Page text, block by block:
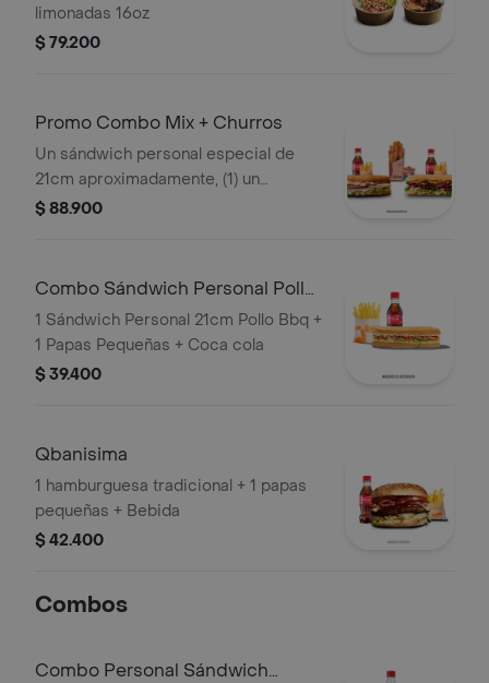
limonadas 16oz
$ 79.200
Promo Combo Mix + Churros
Un sándwich personal especial de
21cm aproximadamente, (1) un
sándwich personal ropa vieja o pollo
limonadas 16oz o (2) dos gaseosas
personal con arequipe
$ 88.900
Combo Sándwich Personal Pollo
BBQ
1 Sándwich Personal 21cm Pollo Bbq +
1 Papas Pequeñas + Coca cola
$ 39.400
Qbanisima
1 hamburguesa tradicional + 1 papas
pequeñas + Bebida
$ 42.400
Combos
Combo Personal Sándwich